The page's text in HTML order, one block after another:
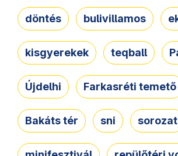
döntés bulivillamos
kisgyerekek teqball
Újdelhi Farkasréti temető
Bakáts tér sni sorozat